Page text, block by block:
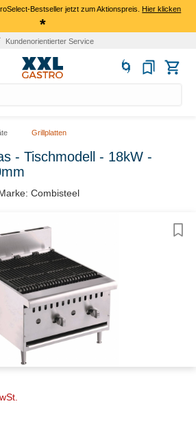
Bestseller jetzt zum Aktionspreis.Hier klicken
*
Kundenorientierter Service
Grillplatten
- Tischmodell - 18kW -
Combisteel